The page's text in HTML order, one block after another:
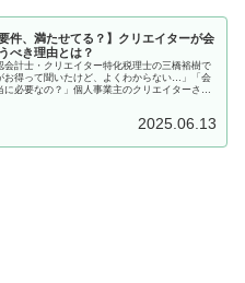
件、満たせてる？】クリエイターが会
べき理由とは？
会計士・クリエイター特化税理士の三橋裕樹で
お得って聞いたけど、よくわからない…」「会
必要なの？」個人事業主のクリエイターさん
2025.06.13